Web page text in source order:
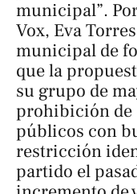
municipal”.
Vox, Eva
municipal de
que la
su grupo de
prohibición de
públicos con
restricción
partido el